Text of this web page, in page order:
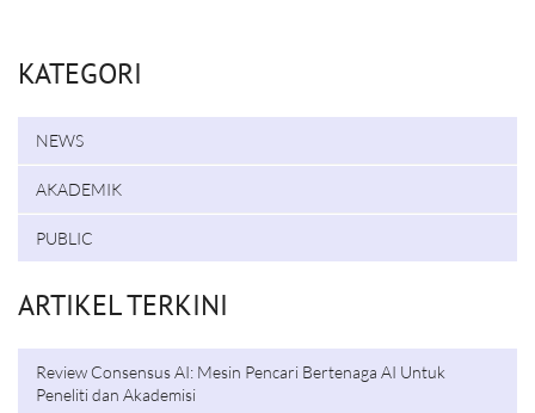
KATEGORI
NEWS
AKADEMIK
PUBLIC
ARTIKEL TERKINI
Review Consensus AI: Mesin Pencari Bertenaga AI Untuk
Peneliti dan Akademisi